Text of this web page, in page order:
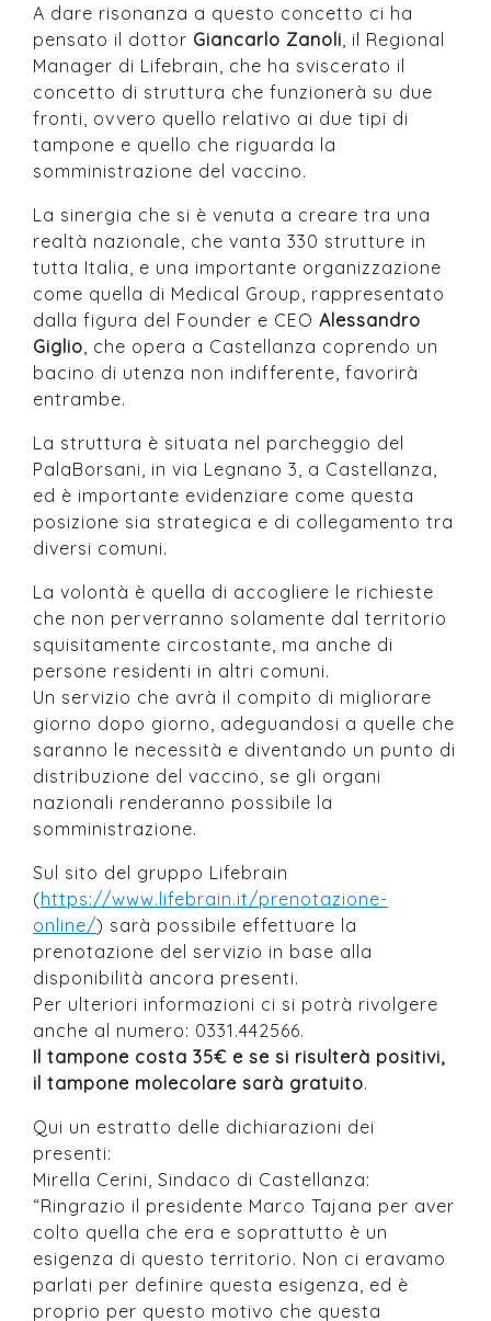
A dare risonanza a questo concetto ci ha
pensato il dottor Giancarlo Zanoli, il Regional
Manager di Lifebrain, che ha sviscerato il
concetto di struttura che funzionerà su due
fronti, ovvero quello relativo ai due tipi di
tampone e quello che riguarda la
somministrazione del vaccino.
La sinergia che si è venuta a creare tra una
realtà nazionale, che vanta 330 strutture in
tutta Italia, e una importante organizzazione
come quella di Medical Group, rappresentato
dalla figura del Founder e CEO Alessandro
Giglio, che opera a Castellanza coprendo un
bacino di utenza non indifferente, favorirà
entrambe.
La struttura è situata nel parcheggio del
PalaBorsani, in via Legnano 3, a Castellanza,
ed è importante evidenziare come questa
posizione sia strategica e di collegamento tra
diversi comuni.
La volontà è quella di accogliere le richieste
che non perverranno solamente dal territorio
squisitamente circostante, ma anche di
persone residenti in altri comuni.
Un servizio che avrà il compito di migliorare
giorno dopo giorno, adeguandosi a quelle che
saranno le necessità e diventando un punto di
distribuzione del vaccino, se gli organi
nazionali renderanno possibile la
somministrazione.
Sul sito del gruppo Lifebrain
(https://www.lifebrain.it/prenotazione-
online/) sarà possibile effettuare la
prenotazione del servizio in base alla
disponibilità ancora presenti.
Per ulteriori informazioni ci si potrà rivolgere
anche al numero: 0331.442566.
Il tampone costa 35€ e se si risulterà positivi,
il tampone molecolare sarà gratuito.
Qui un estratto delle dichiarazioni dei
presenti:
Mirella Cerini, Sindaco di Castellanza:
“Ringrazio il presidente Marco Tajana per aver
colto quella che era e soprattutto è un
esigenza di questo territorio. Non ci eravamo
parlati per definire questa esigenza, ed è
proprio per questo motivo che questa